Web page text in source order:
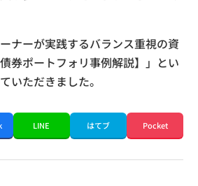
ナーが実践するバランス重視の資
券ポートフォリ事例解説】」とい
いただきました。
LINE はてブ Pocket